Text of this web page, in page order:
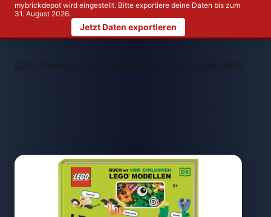
mybrickdepot wird eingestellt. Bitte exportiere deine Daten bis zum
31. August 2026.
Jetzt Daten exportieren
LEGO Themen > LEGO 5007394 LEGO